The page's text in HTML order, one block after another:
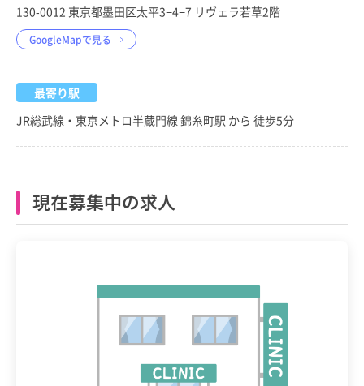
130-0012 東京都墨田区太平3−4−7 リヴェラ若草2階
GoogleMapで見る
最寄り駅
JR総武線・東京メトロ半蔵門線 錦糸町駅 から 徒歩5分
現在募集中の求人